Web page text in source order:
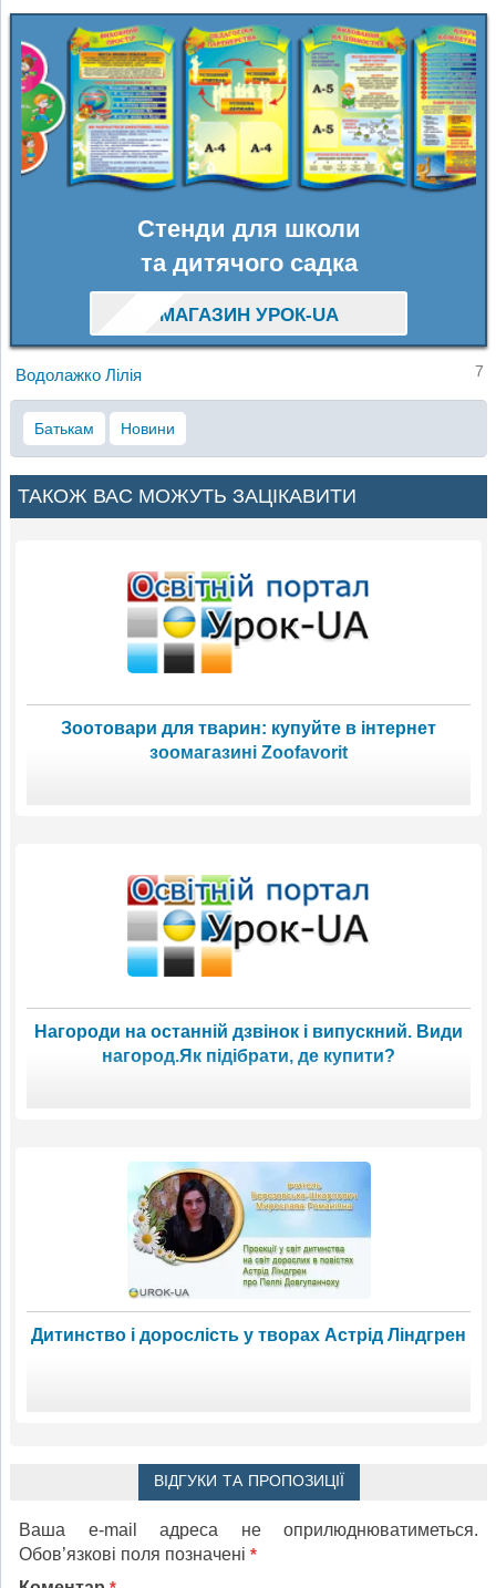
Стенди для школи
та дитячого садка
МАГАЗИН УРОК-UA
Водолажко Лілія 7
Батькам Новини
ТАКОЖ ВАС МОЖУТЬ ЗАЦІКАВИТИ
Зоотовари для тварин: купуйте в інтернет
зоомагазині Zoofavorit
Нагороди на останній дзвінок і випускний. Види
нагород.Як підібрати, де купити?
Дитинство і дорослість у творах Астрід Ліндгрен
ВІДГУКИ ТА ПРОПОЗИЦІЇ
Ваша e-mail адреса не оприлюднюватиметься.
Обов’язкові поля позначені *